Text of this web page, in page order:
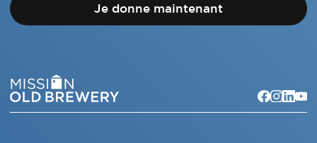
Je donne maintenant